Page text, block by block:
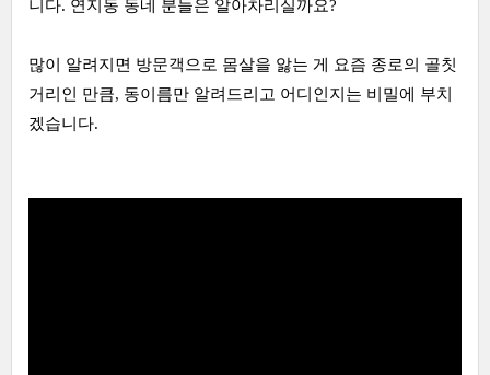
니다. 연지동 동네 분들은 알아차리실까요?
많이 알려지면 방문객으로 몸살을 앓는 게 요즘 종로의 골칫
거리인 만큼, 동이름만 알려드리고 어디인지는 비밀에 부치
겠습니다.